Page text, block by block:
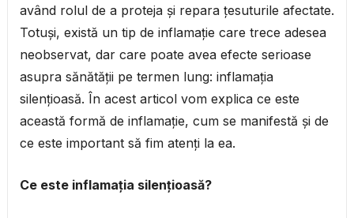
având rolul de a proteja și repara țesuturile afectate.
Totuși, există un tip de inflamație care trece adesea
neobservat, dar care poate avea efecte serioase
asupra sănătății pe termen lung: inflamația
silențioasă. În acest articol vom explica ce este
această formă de inflamație, cum se manifestă și de
ce este important să fim atenți la ea.
Ce este inflamația silențioasă?